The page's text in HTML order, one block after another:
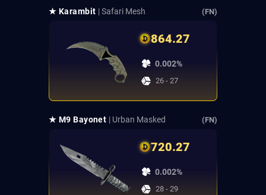
★ Karambit | Safari Mesh (FN)
864.27
0.002%
26 - 27
★ M9 Bayonet | Urban Masked (FN)
720.27
0.002%
28 - 29